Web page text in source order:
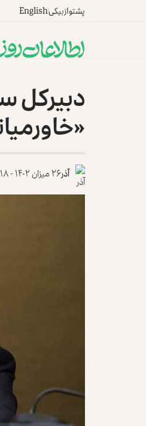
پشتوازبیکیEnglish
دبیرکل
آذر۲۶ میزان ۱۴۰۲ - ۱۸ اکتوبر ۲۰۲۳